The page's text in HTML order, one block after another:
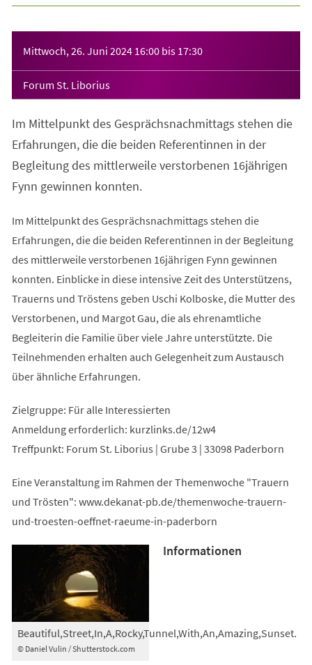
Mittwoch, 26. Juni 2024 16:00 bis 17:30
Forum St. Liborius
Im Mittelpunkt des Gesprächsnachmittags stehen die
Erfahrungen, die die beiden Referentinnen in der
Begleitung des mittlerweile verstorbenen 16jährigen
Fynn gewinnen konnten.
Im Mittelpunkt des Gesprächsnachmittags stehen die
Erfahrungen, die die beiden Referentinnen in der Begleitung
des mittlerweile verstorbenen 16jährigen Fynn gewinnen
konnten. Einblicke in diese intensive Zeit des Unterstützens,
Trauerns und Tröstens geben Uschi Kolboske, die Mutter des
Verstorbenen, und Margot Gau, die als ehrenamtliche
Begleiterin die Familie über viele Jahre unterstützte. Die
Teilnehmenden erhalten auch Gelegenheit zum Austausch
über ähnliche Erfahrungen.
Zielgruppe: Für alle Interessierten
Anmeldung erforderlich: kurzlinks.de/12w4
Treffpunkt: Forum St. Liborius | Grube 3 | 33098 Paderborn
Eine Veranstaltung im Rahmen der Themenwoche "Trauern
und Trösten": www.dekanat-pb.de/themenwoche-trauern-
und-troesten-oeffnet-raeume-in-paderborn
© Daniel Vulin / Shutterstock.com
Beautiful,Street,In,A,Rocky,Tunnel,With,An,Amazing,Sunset.
Informationen